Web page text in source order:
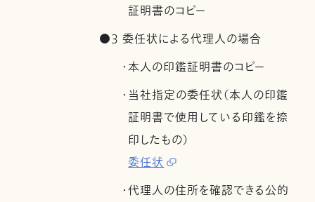
証明書のコピー
●3 委任状による代理人の場合
・本人の印鑑証明書のコピー
・当社指定の委任状（本人の印鑑
証明書で使用している印鑑を捺
印したもの）
委任状
・代理人の住所を確認できる公的